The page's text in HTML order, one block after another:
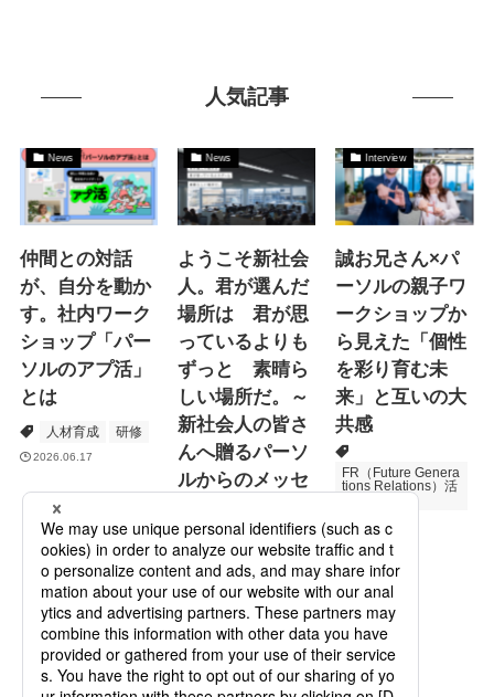
人気記事
News
仲間との対話
が、自分を動か
す。社内ワーク
ショップ「パー
ソルのアプ活」
とは
人材育成 研修
2026.06.17
News
ようこそ新社会
人。君が選んだ
場所は 君が思
っているよりも
ずっと 素晴ら
しい場所だ。～
新社会人の皆さ
んへ贈るパーソ
ルからのメッセ
Specialized Servic
es
プロモーション
2026.05.19
Interview
誠お兄さん×パ
ーソルの親子ワ
ークショップか
ら見えた「個性
を彩り育む未
来」と互いの大
共感
FR（Future Genera
tions Relations）活
次世代育成
2026.06.16